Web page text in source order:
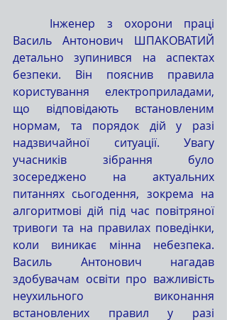
Василь Антонович ШПАКОВАТИЙ
детально зупинився на аспектах
безпеки. Він пояснив правила
користування електроприладами,
що відповідають встановленим
нормам, та порядок дій у разі
надзвичайної ситуації. Увагу
учасників зібрання було
зосереджено на актуальних
питаннях сьогодення, зокрема на
алгоритмові дій під час повітряної
тривоги та на правилах поведінки,
коли виникає мінна небезпека.
Василь Антонович нагадав
здобувачам освіти про важливість
неухильного виконання
встановлених правил у разі